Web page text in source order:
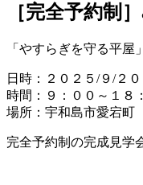
［完全予約制
「やすらぎを守る平屋」
日時：２０２５/９/２
時間：９：００～１８
場所：宇和島市愛宕町
完全予約制の完成見学